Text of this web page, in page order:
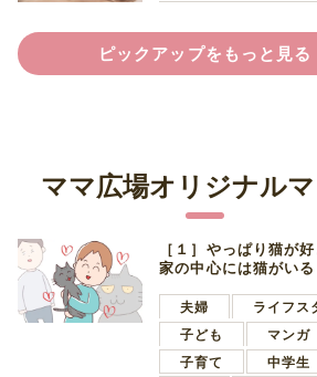
ピックアップをもっと見る
ママ広場オリジナル
［１］やっぱり猫が
家の中心には猫がいる
夫婦
ライフス
子ども
マンガ
子育て
中学生